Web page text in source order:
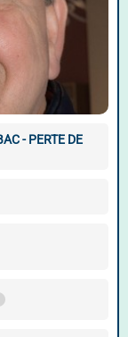
- PERTE DE